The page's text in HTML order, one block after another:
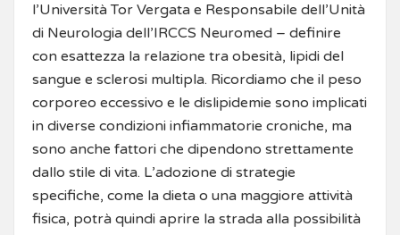
l’Università Tor Vergata e Responsabile dell’Unità
di Neurologia dell’IRCCS Neuromed – definire
con esattezza la relazione tra obesità, lipidi del
sangue e sclerosi multipla. Ricordiamo che il peso
corporeo eccessivo e le dislipidemie sono implicati
in diverse condizioni infiammatorie croniche, ma
sono anche fattori che dipendono strettamente
dallo stile di vita. L’adozione di strategie
specifiche, come la dieta o una maggiore attività
fisica, potrà quindi aprire la strada alla possibilità